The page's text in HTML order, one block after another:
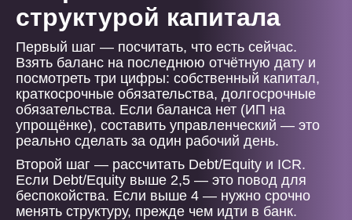
структурой капитала
Первый шаг — посчитать, что есть сейчас.
Взять баланс на последнюю отчётную дату и
посмотреть три цифры: собственный капитал,
краткосрочные обязательства, долгосрочные
обязательства. Если баланса нет (ИП на
упрощёнке), составить управленческий — это
реально сделать за один рабочий день.
Второй шаг — рассчитать Debt/Equity и ICR.
Если Debt/Equity выше 2,5 — это повод для
беспокойства. Если выше 4 — нужно срочно
менять структуру, прежде чем идти в банк.